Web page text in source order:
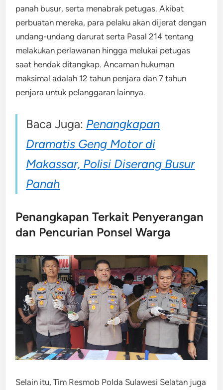
panah busur, serta menabrak petugas. Akibat
perbuatan mereka, para pelaku akan dijerat dengan
undang-undang darurat serta Pasal 214 tentang
melakukan perlawanan hingga melukai petugas
saat hendak ditangkap. Ancaman hukuman
maksimal adalah 12 tahun penjara dan 7 tahun
penjara untuk pelanggaran lainnya.
Baca Juga: Penangkapan
Dramatis Geng Motor di
Makassar, Polisi Diserang Busur
Panah
Penangkapan Terkait Penyerangan
dan Pencurian Ponsel Warga
Selain itu, Tim Resmob Polda Sulawesi Selatan juga